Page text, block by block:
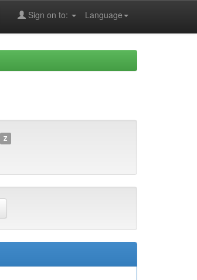
Language
Sign on to:
Z